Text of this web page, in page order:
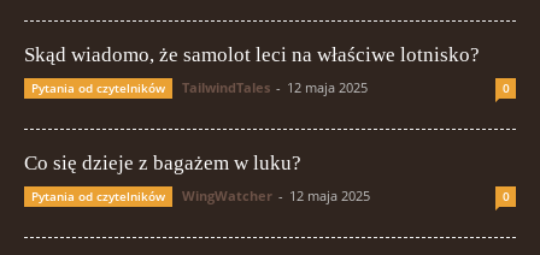
Skąd wiadomo, że samolot leci na właściwe lotnisko?
Pytania od czytelników TailwindTales - 12 maja 2025 0
Co się dzieje z bagażem w luku?
Pytania od czytelników WingWatcher - 12 maja 2025 0